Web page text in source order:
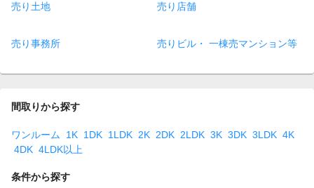
売り土地 売り店舗
売り事務所 売りビル・ 一棟売マンション等
間取りから探す
ワンルーム 1K 1DK 1LDK 2K 2DK 2LDK 3K 3DK 3LDK 4K
4DK 4LDK以上
条件から探す